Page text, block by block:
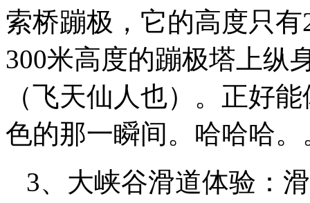
索桥蹦极，它的高度只
300米高度的蹦极塔上纵
（飞天仙人也）。正好
色的那一瞬间。哈哈哈。
3、大峡谷滑道体验：